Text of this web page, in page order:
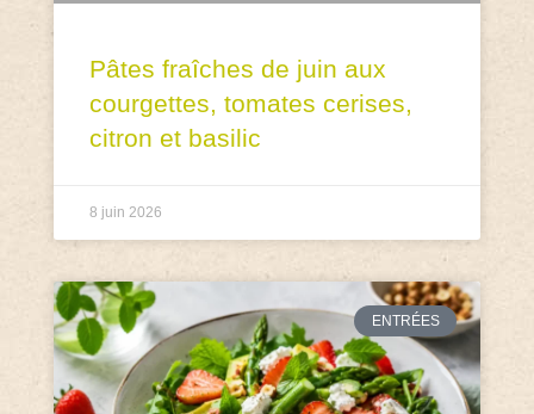
Pâtes fraîches de juin aux
courgettes, tomates cerises,
citron et basilic
8 juin 2026
ENTRÉES